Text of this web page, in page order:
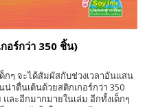
อร์กว่า 350 ชิ้น)
กๆ จะได้สัมผัสกับช่วงเวลาอันแสน
าตื่นเต้นด้วยสติกเกอร์กว่า 350
ละอีกมากมายในเล่ม อีกทั้งเด็กๆ